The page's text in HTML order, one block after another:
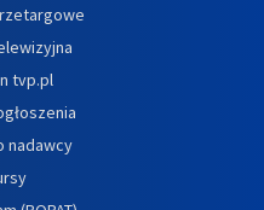
tvp.pl
nadawcy